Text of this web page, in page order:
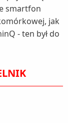
smartfon
jak
- ten był do